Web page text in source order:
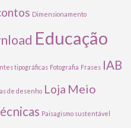
Dimensionamento
Educação
tipográficas Fotografia Frases IAB
de desenho Loja Meio
Paisagismo sustentável